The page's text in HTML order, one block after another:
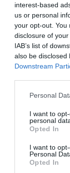
interest-based
us or personal
your opt-out. You
disclosure of
IAB’s list of
also be disclosed
Downstream
Please note that
not limited to
grant or deny
use your data
consent section.
Personal
I want to
personal
Opted In
I want to
Personal
Opted In
07.08.2026 | 00:02
Τουρκικά
ελληνικά
07.08.2026 | 16:02